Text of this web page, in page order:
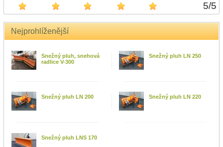
5/5
Nejprohlíženější
Snežný pluh, snehová
radlice V-300
Snežný pluh LN 250
Snežný pluh LN 200 Snežný pluh LN 220
Snežný pluh LNS 170